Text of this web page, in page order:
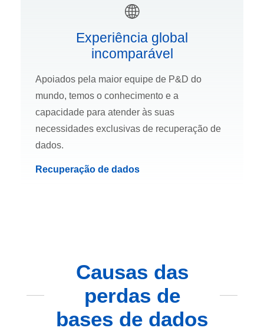
Experiência global
incomparável
Apoiados pela maior equipe de P&D do
mundo, temos o conhecimento e a
capacidade para atender às suas
necessidades exclusivas de recuperação de
dados.
Recuperação de dados
Causas das
perdas de
bases de dados